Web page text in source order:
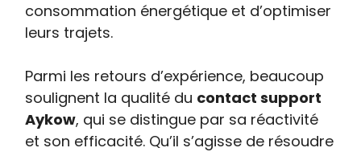
consommation énergétique et d’optimiser
leurs trajets.
Parmi les retours d’expérience, beaucoup
soulignent la qualité du contact support
Aykow, qui se distingue par sa réactivité
et son efficacité. Qu’il s’agisse de résoudre